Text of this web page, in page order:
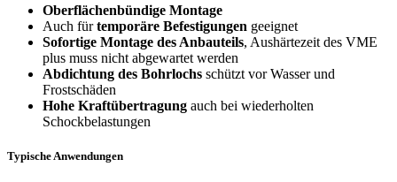
Oberflächenbündige Montage
Auch fürtemporäre Befestigungen geeignet
Sofortige Montage des Anbauteils, Aushärtezeit des VME
plus muss nicht abgewartet werden
Abdichtung des Bohrlochs schützt vor Wasser und
Frostschäden
Hohe Kraftübertragung auch bei wiederholten
Schockbelastungen
Typische Anwendungen